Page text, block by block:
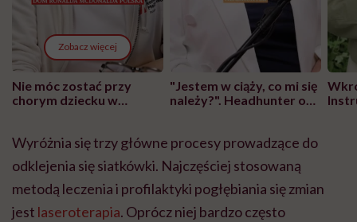
Zobacz więcej
Nie móc zostać przy
chorym dziecku w
może chyba tylko
głupota i brak
wyobraźni"
"Jestem w ciąży, co mi się
należy?". Headhunter o
pracy
Wyróżnia się trzy główne procesy prowadzące do
odklejenia się siatkówki. Najczęściej stosowaną
metodą leczenia i profilaktyki pogłębiania się zmian
jest laseroterapia. Oprócz niej bardzo często